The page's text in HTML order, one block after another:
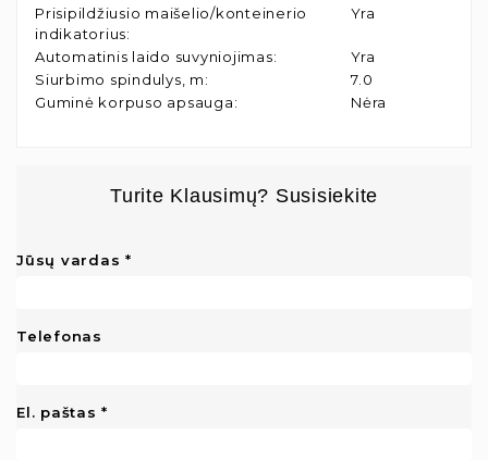
Prisipildžiusio maišelio/konteinerio
indikatorius:
Yra
Automatinis laido suvyniojimas:
Yra
Siurbimo spindulys, m:
7.0
Guminė korpuso apsauga: Nėra
Turite Klausimų? Susisiekite
Jūsų vardas
Telefonas
El. paštas